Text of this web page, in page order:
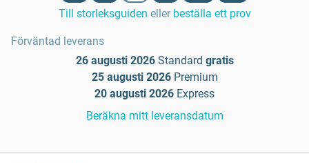
Till storleksguiden eller beställa ett prov
Förväntad leverans
26 augusti 2026 Standard gratis
25 augusti 2026 Premium
20 augusti 2026 Express
Beräkna mitt leveransdatum